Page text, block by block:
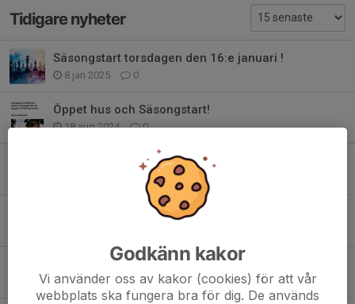
Tidigare nyheter
Säsongstart torsdagen den 16:e januari !
8 jan 2025 0
Öppet hus och Säsongstart!
18 aug 2024 0
0
Save the date: 16/12 Santa Chess
*** Inga träningar på Höstlovet v.44! ***
26 okt 2023 0
Godkänn kakor
Vi använder oss av kakor (cookies) för att vår
webbplats ska fungera bra för dig. De används